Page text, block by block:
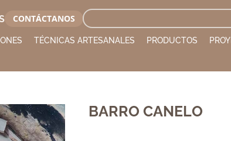
CONTÁCTANOS
TÉCNICAS ARTESANALES PRODUCTOS
BARRO CANELO